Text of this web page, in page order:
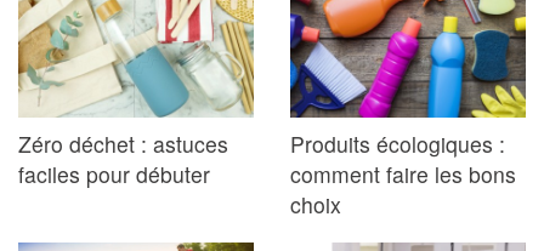
Zéro déchet : astuces
faciles pour débuter
Produits écologiques :
comment faire les bons
choix